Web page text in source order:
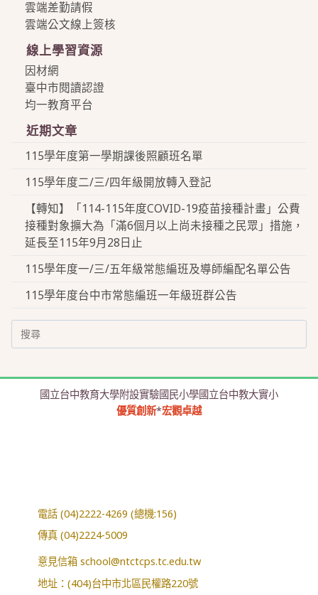
雲端差勤請假
雲端公文線上簽核
線上學習資源
因材網
臺中市閱讀認證
均一教育平台
近期文章
115學年度第一學期課後照顧班名單
115學年度二/三/四年級開放轉入登記
【轉知】「114-115年度COVID-19疫苗接種計畫」公費
接種對象擴大為「滿6個月以上尚未接種之民眾」措施，
延長至115年9月28日止
115學年度一/三/五年級常態編班及導師編配名單公告
115學年度台中市常態編班一年級班群公告
Search
for:
國立台中教育大學附設實驗國民小學國立台中教大實小
優質創新*宏觀卓越
電話 (04)2222-4269 (總機:156)
傳真 (04)2224-5009
意見信箱school@ntctcps.tc.edu.tw
地址：(404)台中市北區民權路220號